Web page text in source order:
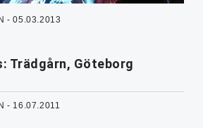
- 05.03.2013
Trädgårn, Göteborg
- 16.07.2011